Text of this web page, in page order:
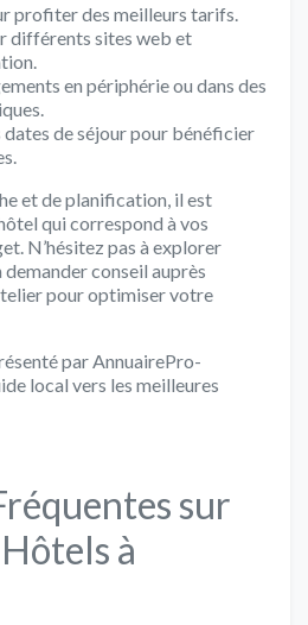
profiter des meilleurs tarifs.
différents sites web et
en périphérie ou dans des
de séjour pour bénéficier
et de planification, il est
qui correspond à vos
N’hésitez pas à explorer
conseil auprès
pour optimiser votre
par AnnuairePro-
local vers les meilleures
sur
à